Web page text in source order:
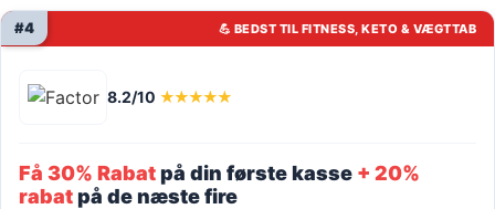
💪 BEDST TIL FITNESS, KETO & VÆGTTAB
#4
8.2/10 ★★★★★
Få 30% Rabatpå din første kasse + 20%
rabatpå de næste fire